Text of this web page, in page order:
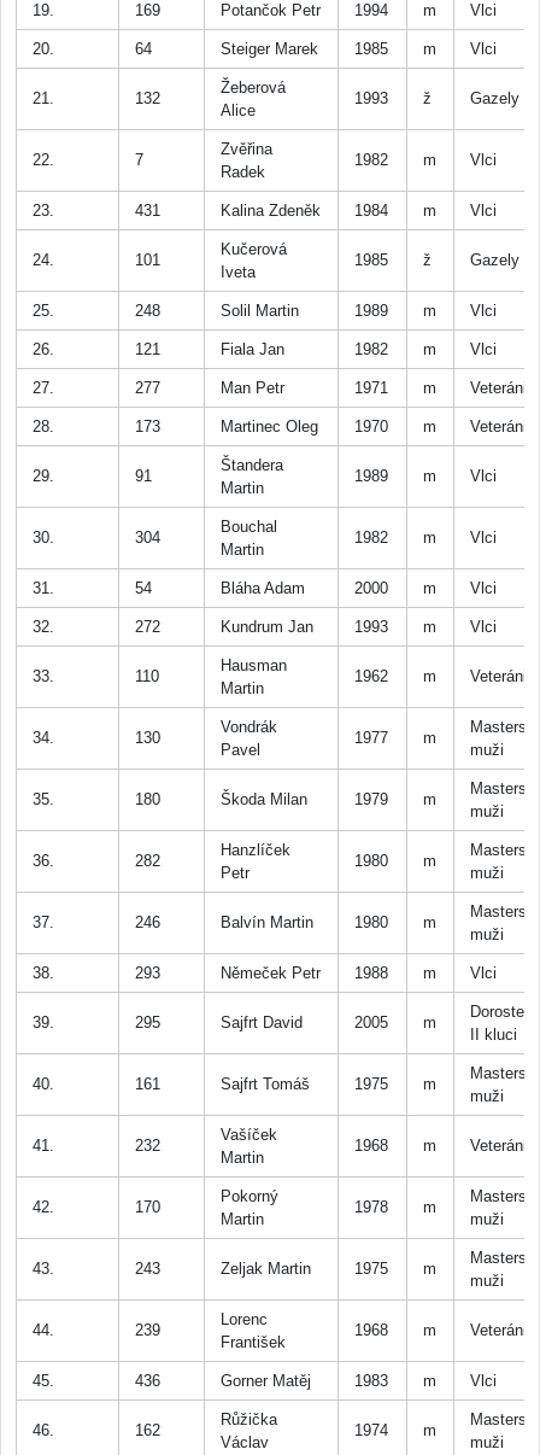
19. 169 Potančok Petr 1994 m Vlci
20. 64 Steiger Marek 1985 m Vlci
21. 132
Žeberová
Alice
1993 ž Gazely
22. 7
Zvěřina
Radek
1982 m Vlci
23. 431 Kalina Zdeněk 1984 m Vlci
24. 101
Kučerová
Iveta
1985 ž Gazely
25. 248 Solil Martin 1989 m Vlci
26. 121 Fiala Jan 1982 m Vlci
27. 277 Man Petr 1971 m Veteráni
28. 173 Martinec Oleg 1970 m Veteráni
29. 91
Štandera
Martin
1989 m Vlci
30. 304
Bouchal
Martin
1982 m Vlci
31. 54 Bláha Adam 2000 m Vlci
32. 272 Kundrum Jan 1993 m Vlci
33. 110
Hausman
Martin
1962 m Veteráni
34. 130
Vondrák
Pavel
1977 m
Masters
muži
35. 180 Škoda Milan 1979 m
Masters
muži
36. 282
Hanzlíček
Petr
1980 m
Masters
muži
37. 246 Balvín Martin 1980 m
Masters
muži
38. 293 Němeček Petr 1988 m Vlci
39. 295 Sajfrt David 2005 m
II kluci
40. 161 Sajfrt Tomáš 1975 m
Masters
muži
41. 232
Vašíček
Martin
1968 m Veteráni
42. 170
Pokorný
Martin
1978 m
Masters
muži
43. 243 Zeljak Martin 1975 m
Masters
muži
44. 239
Lorenc
František
1968 m Veteráni
45. 436 Gorner Matěj 1983 m Vlci
46. 162
Růžička
Václav
1974 m
Masters
muži